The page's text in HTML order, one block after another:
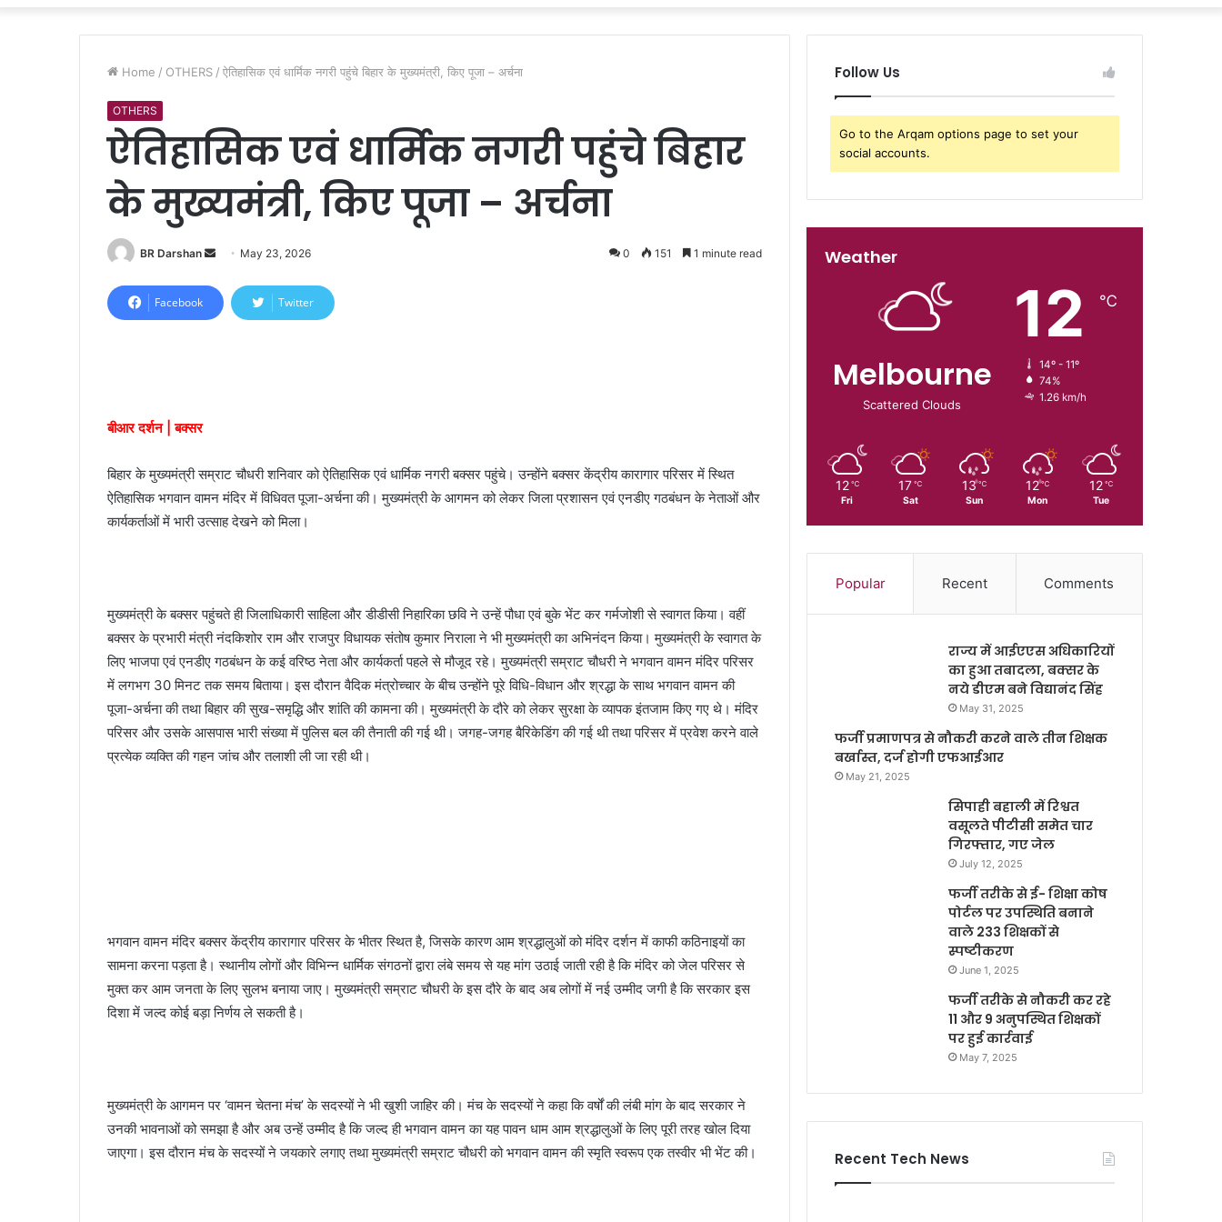
Home / OTHERS / ऐतिहासिक एवं धार्मिक नगरी पहुंचे बिहार के मुख्यमंत्री, किए पूजा – अर्चना
OTHERS
ऐतिहासिक एवं धार्मिक नगरी पहुंचे बिहार
के मुख्यमंत्री, किए पूजा – अर्चना
BR Darshan
n
d
l
May 23, 2026 0 151 1 minute read
Facebook Twitter
बीआर दर्शन | बक्सर
बिहार के मुख्यमंत्री सम्राट चौधरी शनिवार को ऐतिहासिक एवं धार्मिक नगरी बक्सर पहुंचे। उन्होंने बक्सर केंद्रीय कारागार परिसर में स्थित
ऐतिहासिक भगवान वामन मंदिर में विधिवत पूजा-अर्चना की। मुख्यमंत्री के आगमन को लेकर जिला प्रशासन एवं एनडीए गठबंधन के नेताओं और
कार्यकर्ताओं में भारी उत्साह देखने को मिला।
मुख्यमंत्री के बक्सर पहुंचते ही जिलाधिकारी साहिला और डीडीसी निहारिका छवि ने उन्हें पौधा एवं बुके भेंट कर गर्मजोशी से स्वागत किया। वहीं
बक्सर के प्रभारी मंत्री नंदकिशोर राम और राजपुर विधायक संतोष कुमार निराला ने भी मुख्यमंत्री का अभिनंदन किया। मुख्यमंत्री के स्वागत के
लिए भाजपा एवं एनडीए गठबंधन के कई वरिष्ठ नेता और कार्यकर्ता पहले से मौजूद रहे। मुख्यमंत्री सम्राट चौधरी ने भगवान वामन मंदिर परिसर
में लगभग 30 मिनट तक समय बिताया। इस दौरान वैदिक मंत्रोच्चार के बीच उन्होंने पूरे विधि-विधान और श्रद्धा के साथ भगवान वामन की
पूजा-अर्चना की तथा बिहार की सुख-समृद्धि और शांति की कामना की। मुख्यमंत्री के दौरे को लेकर सुरक्षा के व्यापक इंतजाम किए गए थे। मंदिर
परिसर और उसके आसपास भारी संख्या में पुलिस बल की तैनाती की गई थी। जगह-जगह बैरिकेडिंग की गई थी तथा परिसर में प्रवेश करने वाले
प्रत्येक व्यक्ति की गहन जांच और तलाशी ली जा रही थी।
भगवान वामन मंदिर बक्सर केंद्रीय कारागार परिसर के भीतर स्थित है, जिसके कारण आम श्रद्धालुओं को मंदिर दर्शन में काफी कठिनाइयों का
सामना करना पड़ता है। स्थानीय लोगों और विभिन्न धार्मिक संगठनों द्वारा लंबे समय से यह मांग उठाई जाती रही है कि मंदिर को जेल परिसर से
मुक्त कर आम जनता के लिए सुलभ बनाया जाए। मुख्यमंत्री सम्राट चौधरी के इस दौरे के बाद अब लोगों में नई उम्मीद जगी है कि सरकार इस
दिशा में जल्द कोई बड़ा निर्णय ले सकती है।
मुख्यमंत्री के आगमन पर ‘वामन चेतना मंच’ के सदस्यों ने भी खुशी जाहिर की। मंच के सदस्यों ने कहा कि वर्षों की लंबी मांग के बाद सरकार ने
उनकी भावनाओं को समझा है और अब उन्हें उम्मीद है कि जल्द ही भगवान वामन का यह पावन धाम आम श्रद्धालुओं के लिए पूरी तरह खोल दिया
जाएगा। इस दौरान मंच के सदस्यों ने जयकारे लगाए तथा मुख्यमंत्री सम्राट चौधरी को भगवान वामन की स्मृति स्वरूप एक तस्वीर भी भेंट की।
Follow Us
Go to the Arqam options page to set your
social accounts.
Weather
Melbourne
Scattered Clouds
12 ℃
14º - 11º
74%
1.26 km/h
12 ℃
Fri
17 ℃
Sat
13 ℃
Sun
12 ℃
Mon
12 ℃
Tue
Popular Recent Comments
राज्य में आईएएस अधिकारियों
का हुआ तबादला, बक्सर के
नये डीएम बने विद्यानंद सिंह
May 31, 2025
फर्जी प्रमाणपत्र से नौकरी करने वाले तीन शिक्षक
बर्खास्त, दर्ज होगी एफआईआर
May 21, 2025
सिपाही बहाली में रिश्वत
वसूलते पीटीसी समेत चार
गिरफ्तार, गए जेल
July 12, 2025
फर्जी तरीके से ई- शिक्षा कोष
पोर्टल पर उपस्थिति बनाने
वाले 233 शिक्षकों से
स्पष्टीकरण
June 1, 2025
फर्जी तरीके से नौकरी कर रहे
11 और 9 अनुपस्थित शिक्षकों
पर हुई कार्रवाई
May 7, 2025
Recent Tech News